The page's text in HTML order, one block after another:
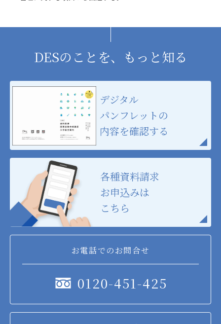
DESのことを、もっと知る
デジタル
パンフレットの
内容を確認する
各種資料請求
お申込みは
こちら
お電話でのお問合せ
0120-451-425